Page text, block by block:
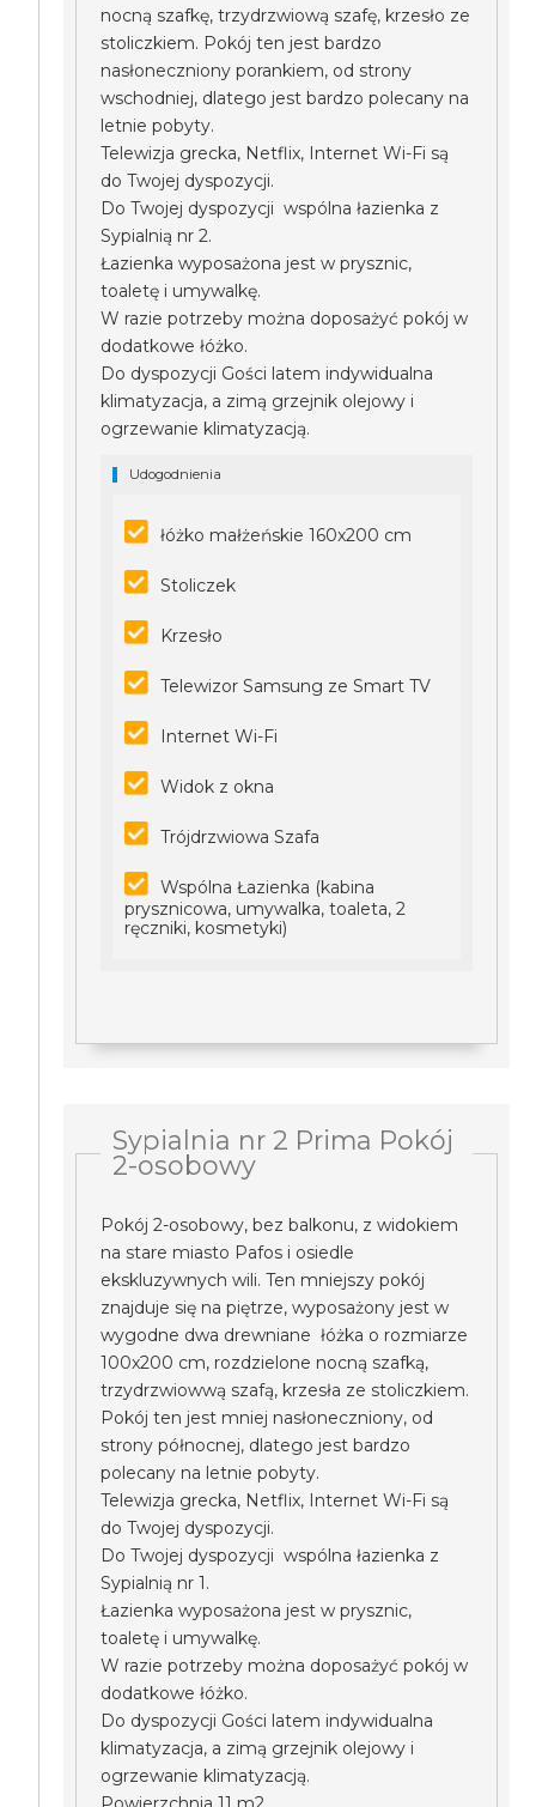
nocną szafkę, trzydrzwiową szafę, krzesło ze
stoliczkiem. Pokój ten jest bardzo
nasłoneczniony porankiem, od strony
wschodniej, dlatego jest bardzo polecany na
letnie pobyty.
Telewizja grecka, Netflix, Internet Wi-Fi są
do Twojej dyspozycji.
Do Twojej dyspozycji wspólna łazienka z
Sypialnią nr 2.
Łazienka wyposażona jest w prysznic,
toaletę i umywalkę.
W razie potrzeby można doposażyć pokój w
dodatkowe łóżko.
Do dyspozycji Gości latem indywidualna
klimatyzacja, a zimą grzejnik olejowy i
ogrzewanie klimatyzacją.
Udogodnienia
łóżko małżeńskie 160x200 cm
Stoliczek
Krzesło
Telewizor Samsung ze Smart TV
Internet Wi-Fi
Widok z okna
Trójdrzwiowa Szafa
Wspólna Łazienka (kabina
prysznicowa, umywalka, toaleta, 2
ręczniki, kosmetyki)
Sypialnia nr 2 Prima Pokój
2-osobowy
Pokój 2-osobowy, bez balkonu, z widokiem
na stare miasto Pafos i osiedle
ekskluzywnych wili. Ten mniejszy pokój
znajduje się na piętrze, wyposażony jest w
wygodne dwa drewniane łóżka o rozmiarze
100x200 cm, rozdzielone nocną szafką,
trzydrzwiowwą szafą, krzesła ze stoliczkiem.
Pokój ten jest mniej nasłoneczniony, od
strony północnej, dlatego jest bardzo
polecany na letnie pobyty.
Telewizja grecka, Netflix, Internet Wi-Fi są
do Twojej dyspozycji.
Do Twojej dyspozycji wspólna łazienka z
Sypialnią nr 1.
Łazienka wyposażona jest w prysznic,
toaletę i umywalkę.
W razie potrzeby można doposażyć pokój w
dodatkowe łóżko.
Do dyspozycji Gości latem indywidualna
klimatyzacja, a zimą grzejnik olejowy i
ogrzewanie klimatyzacją.